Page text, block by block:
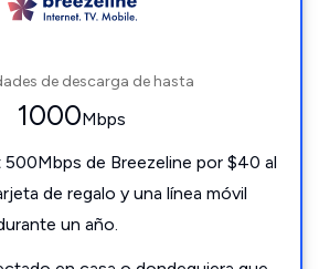
de descarga de hasta
1000Mbps
de Breezeline por $40 al
de regalo y una línea móvil
un año.